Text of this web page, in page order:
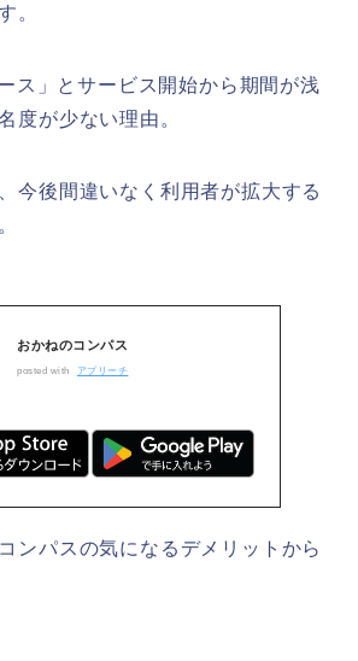
。
ス」とサービス開始から期間が浅
度が少ない理由。
今後間違いなく利用者が拡大する
おかねのコンパス
posted with アプリーチ
ンパスの気になるデメリットから